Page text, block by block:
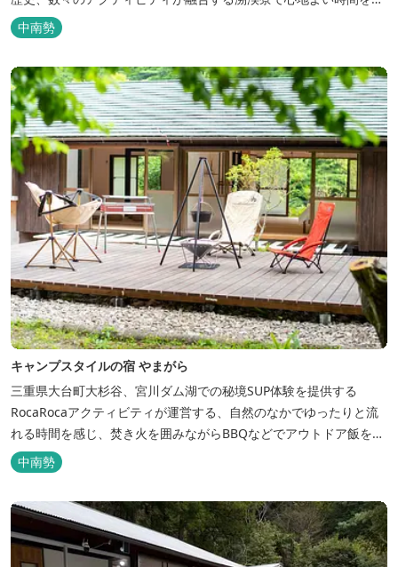
過ごしください。 溯渓寮A棟は、22㎡の広々としたLDKを有する清
潔な宿泊棟です。大きな窓からは四季折々の美しい風景を眺望で
き、夏場はウッドデッキ、冬場は薪ストーブと、季節を感じながら
の滞在が可能です。落ち...
中南勢
キャンプスタイルの宿 やまがら
三重県大台町大杉谷、宮川ダム湖での秘境SUP体験を提供する
RocaRocaアクティビティが運営する、自然のなかでゆったりと流
れる時間を感じ、焚き火を囲みながらBBQなどでアウトドア飯を愉
しめる宿。 ベッドルーム以外でも、満点の星空を眺めながらテント
を張って寝ることもできるキャンプスタイルでおもいおもいのひと
時をお過ごしください。 2023年6月よりペット可となりました。
中南勢